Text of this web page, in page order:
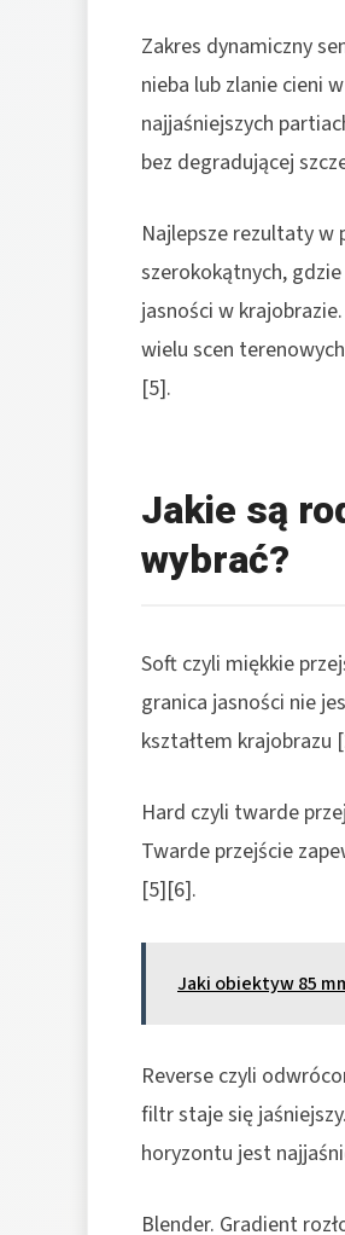
Zakres dynamiczny
nieba lub zlanie cieni
najjaśniejszych
bez degradującej
Najlepsze rezultaty w
szerokokątnych,
jasności w
wielu scen
[5].
Jakie są
wybrać?
Soft czyli miękkie
granica jasności nie
kształtem krajobrazu
Hard czyli twarde
Twarde przejście
[5][6].
Jaki obiektyw 85
Reverse czyli
filtr staje się
horyzontu jest
Blender. Gradient